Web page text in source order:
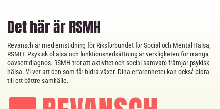
Det här är RSMH
Revansch är medlemstidning för Riksförbundet för Social och Mental Hälsa,
RSMH. Psykisk ohälsa och funktionsnedsättning är verkligheten för många
oavsett diagnos. RSMH tror att aktivitet och social samvaro främjar psykisk
hälsa. Vi vet att den som får bidra växer. Dina erfarenheter kan också bidra
till ett bättre samhälle.